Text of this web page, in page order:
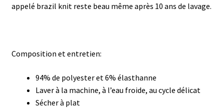
appelé brazil knit reste beau même après 10 ans de lavage.
Composition et entretien:
94% de polyester et 6% élasthanne
Laver à la machine, à l’eau froide, au cycle délicat
Sécher à plat